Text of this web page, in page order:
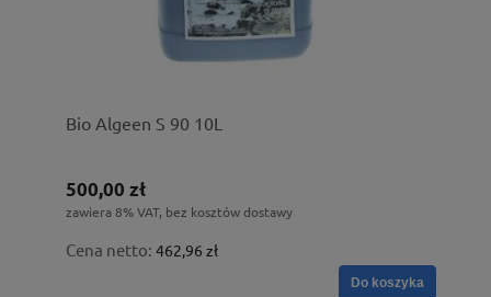
Bio Algeen S 90 10L
500,00 zł
zawiera 8% VAT, bez kosztów dostawy
Cena netto: 462,96 zł
Do koszyka